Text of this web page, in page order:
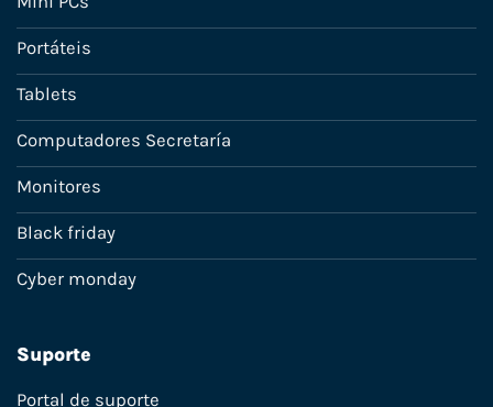
Portáteis
Tablets
Computadores Secretaría
Monitores
Black friday
Cyber monday
Suporte
Portal de suporte